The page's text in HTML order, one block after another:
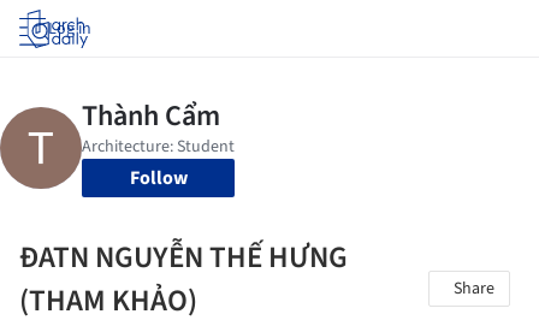
Log in
Follow
ĐATN NGUYỄN THẾ HƯNG
(THAM KHẢO)
Share